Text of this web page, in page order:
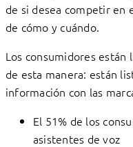
de si desea competir en
de cómo y cuándo.
Los consumidores
de esta manera: están
información con las
El 51% de los
asistentes de voz